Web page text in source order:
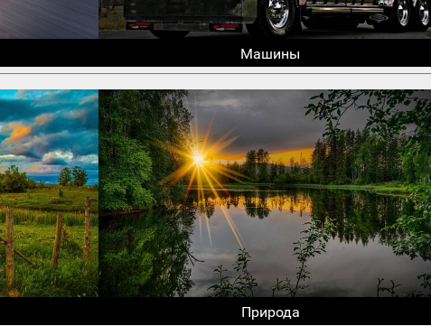
Машины
Природа